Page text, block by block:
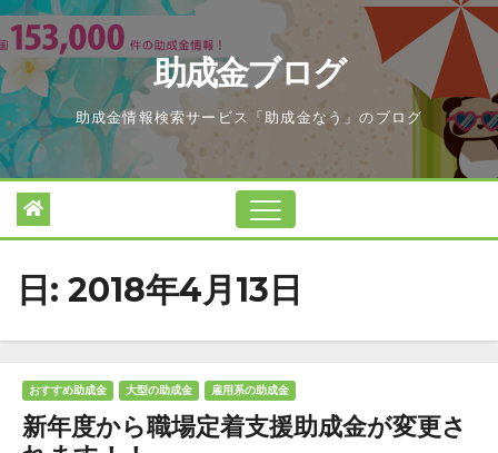
Skip
to
content
助成金ブログ
助成金情報検索サービス「助成金なう」のブログ
日: 2018年4月13日
おすすめ助成金 大型の助成金 雇用系の助成金
新年度から職場定着支援助成金が変更さ